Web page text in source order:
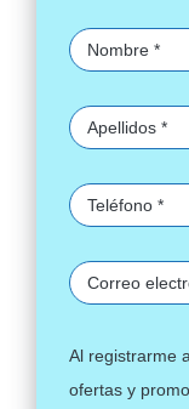
Al registrarme
ofertas y